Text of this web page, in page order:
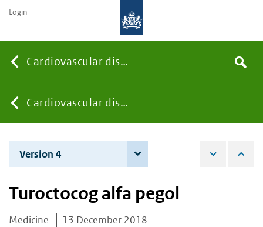
Cardiovascular diseases
You
are
here:
Cardiovascular diseases
the
Search
Login
Version 4
Turoctocog alfa pegol
Medicine 13 December 2018